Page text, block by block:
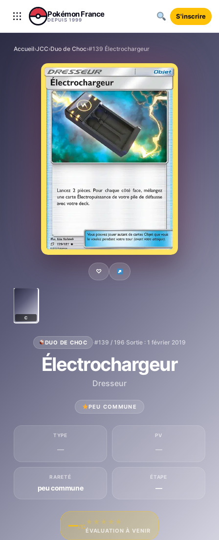
Aller au contenu
Pokémon France
DEPUIS 1999 S'inscrire
Accueil›JCC›Duo de Choc›#139 Électrochargeur
♡
C
DUO DE CHOC ·#139 / 196·Sortie : 1 février 2019
Électrochargeur
Dresseur
PEU COMMUNE
TYPE
—
PV
—
RARETÉ
peu commune
ÉTAPE
—
—/10
★ ★ ★ ★ ★
ÉVALUATION À VENIR